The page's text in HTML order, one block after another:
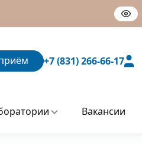
+7 (831) 266-66-17
Вакансии